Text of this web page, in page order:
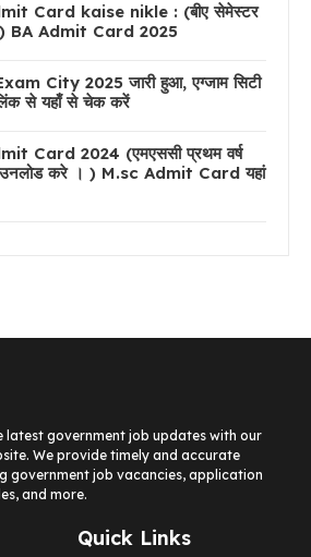
Card kaise nikle : (बीए सेमेस्टर
BA Admit Card 2025
City 2025 जारी हुआ, एग्जाम सिटी
से यहाँ से चेक करें
Card 2024 (एमएससी प्रथम वर्ष
करे । ) M.sc Admit Card यहां
government job updates with our
We provide timely and accurate
government job vacancies, application
and more.
Quick Links